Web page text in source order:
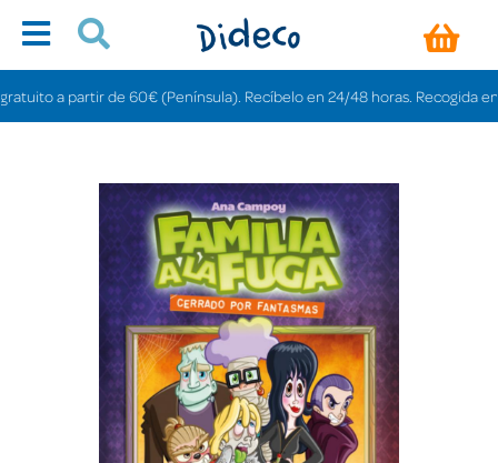
a partir de 60€ (Península). Recíbelo en 24/48 horas. Recogida en